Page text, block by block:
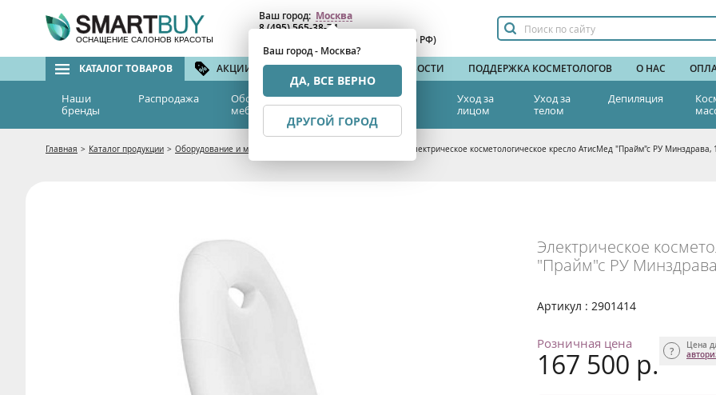
ОСНАЩЕНИЕ САЛОНОВ КРАСОТЫ
Ваш город: Москва
Ваш город - Москва?
ДА, ВСЕ ВЕРНО
ДРУГОЙ ГОРОД
8 (495) 565-38-74
(бесплатный по РФ)
КАТАЛОГ ТОВАРОВ АКЦИИ И СКИДКИ БРЕНДЫ НОВОСТИ ПОДДЕРЖКА КОСМЕТОЛОГОВ О НАС
Наши
бренды
Распродажа
Оборудование и
мебель
Эстетическая
медицина
Уход за
лицом
Уход за
телом
Депиляция
Главная > Каталог продукции > Оборудование и мебель Электрическое косметологическое кресло АтисМед "Прайм"с РУ Минздрава,
Электрическое
"Прайм"с РУ
Артикул : 2901414
Розничная цена
167 500 р.
Цена